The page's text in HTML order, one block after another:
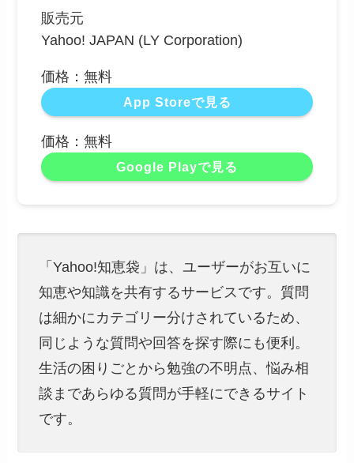
販売元
Yahoo! JAPAN (LY Corporation)
価格：無料
App Storeで見る
価格：無料
Google Playで見る
「Yahoo!知恵袋」は、ユーザーがお互いに
知恵や知識を共有するサービスです。質問
は細かにカテゴリー分けされているため、
同じような質問や回答を探す際にも便利。
生活の困りごとから勉強の不明点、悩み相
談まであらゆる質問が手軽にできるサイト
です。